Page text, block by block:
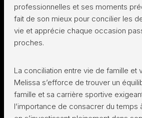
professionnelles et ses moments
fait de son mieux pour concilier les
vie et apprécie chaque occasion
proches.
La conciliation entre vie de famille et
Melissa s’efforce de trouver un
famille et sa carrière sportive
l’importance de consacrer du temps